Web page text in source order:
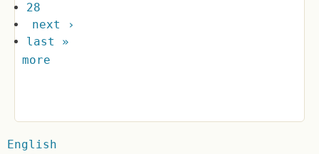
28
next ›
last »
more
English